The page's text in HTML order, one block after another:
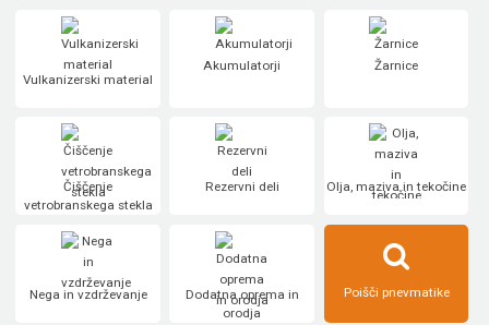
Vulkanizerski material
Akumulatorji Žarnice
Čiščenje
vetrobranskega stekla
Rezervni deli Olja, maziva in tekočine
Nega in vzdrževanje
Dodatna oprema in
orodja
Poišči pnevmatike